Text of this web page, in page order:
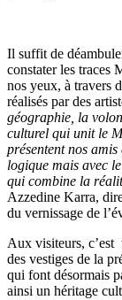
Il suffit de
constater les traces
nos yeux, à travers
réalisés par des
géographie, la
culturel qui unit le
présentent nos
logique mais avec
qui combine la
Azzedine Karra,
du vernissage de
Aux visiteurs, c’est
des vestiges de la
qui font désormais
ainsi un héritage